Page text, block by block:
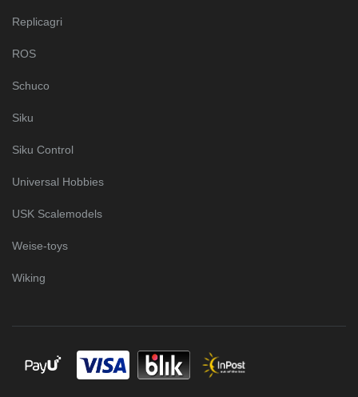
Replicagri
ROS
Schuco
Siku
Siku Control
Universal Hobbies
USK Scalemodels
Weise-toys
Wiking